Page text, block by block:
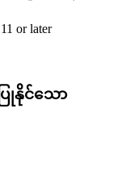
or later
ြုနိုင်သော